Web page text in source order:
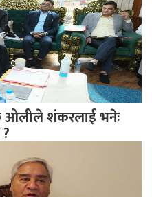
ओलीले शंकरलाई भनेः